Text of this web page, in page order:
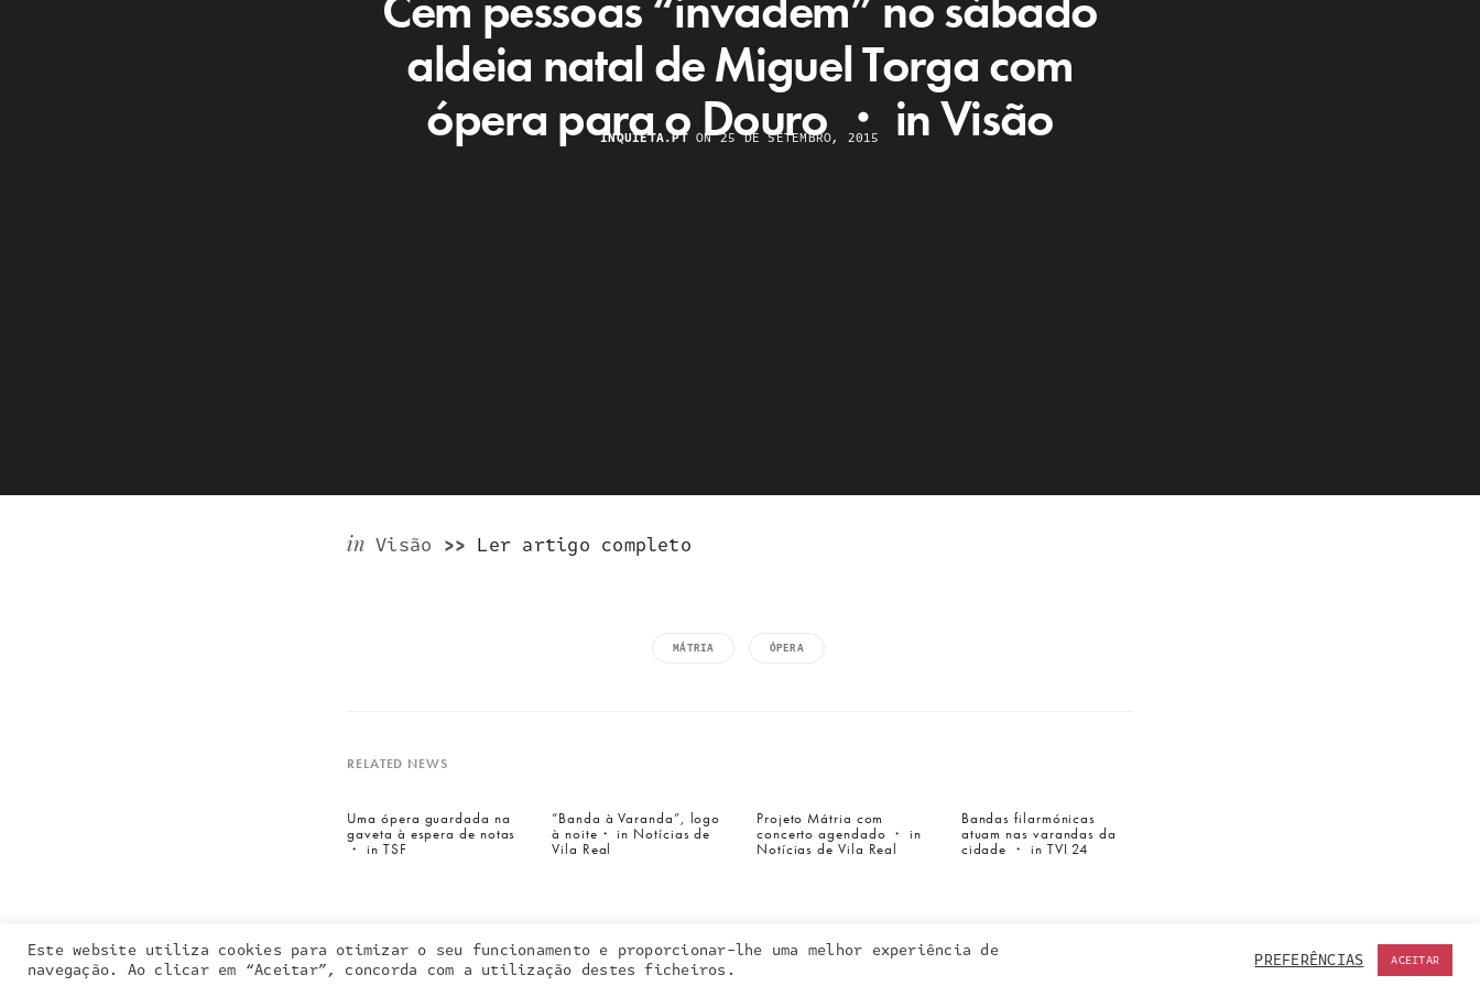
aldeia natal de Miguel Torga com
ópera para o Douro ・ in Visão
INQUIETA.PTON 25 DE SETEMBRO, 2015
inVisão >> Ler artigo completo
MÁTRIA ÓPERA
RELATED NEWS
Uma ópera guardada na
gaveta à espera de notas
・ in TSF
“Banda à Varanda”, logo
à noite・ in Notícias de
Vila Real
Projeto Mátria com
concerto agendado ・ in
Notícias de Vila Real
Bandas filarmónicas
atuam nas varandas da
cidade ・ in TVI 24
portefólio
na imprensa
Este website utiliza cookies para otimizar o seu funcionamento e proporcionar-lhe uma melhor experiência de
navegação. Ao clicar em “Aceitar”, concorda com a utilização destes ficheiros.
PREFERÊNCIAS ACEITAR
Our site uses cookies. Learn more about our use of cookies: cookie policy